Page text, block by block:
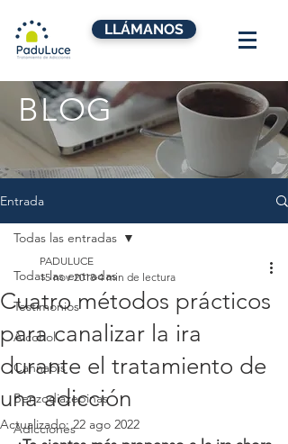
LLÁMANOS
BLOG
Entrada
Todas las entradas
Testimonios
Alcohol
Cannabis
Benzodiazepinas
Adicciones
Todas las entradas
Cuatro métodos prácticos
para canalizar la ira
durante el tratamiento de
una adicción
PADULUCE
15 nov 2018 4 min de lectura
Actualizado:22 ago 2022